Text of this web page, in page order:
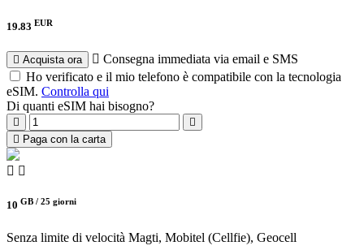
19.83 EUR
Acquista ora
Consegna immediata via email e SMS
Ho verificato e il mio telefono è compatibile con la tecnologia
eSIM. Controlla qui
Di quanti eSIM hai bisogno?
Paga con la carta
10 GB / 25 giorni
Senza limite di velocità Magti, Mobitel (Cellfie), Geocell